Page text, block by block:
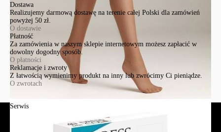
Dostawa
Realizujemy darmową dostawę na terenie całej Polski dla zamówień
powyżej 50 zł.
O dostawie
Płatność
Za zamówienia w naszym sklepie internetowym możesz zapłacić w
dowolny dogodny sposób.
O płatności
Reklamacje i zwroty
Z łatwością wymienimy produkt na inny lub zwrócimy Ci pieniądze.
O zwrotach
Serwis